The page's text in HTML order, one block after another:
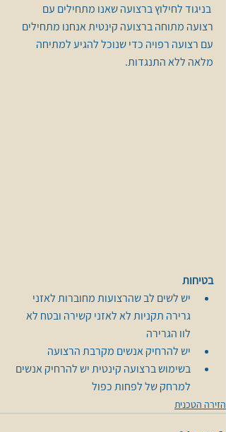
בניגוד לחילוץ ברצועה שאנו מתחילים עם
רצועה מתוחה ברצועה קינטית אנחנו מתחילים
עם רצועה רפויה כדי שנוכל להגיע למתיחה
מלאה ללא התנגדות.
בטיחות
יש לשים לב שהרצועות מחוברות לאזני
גרירה תקניות לא לאזני קשירה ובטח לא
לוו הגרירה
יש להרחיק אנשים מקרבת הרצועה
בשימוש ברצועה קינטית יש להרחיק אנשים
למרחק של לפחות כפול
הזירה הטכנית